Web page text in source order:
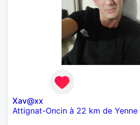
Xav@xx
Attignat-Oncin à 22 km de Yenne